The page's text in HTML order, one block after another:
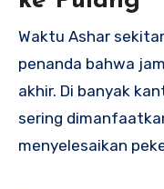
Waktu Ashar
penanda bahwa
akhir. Di banyak
sering
menyelesaikan